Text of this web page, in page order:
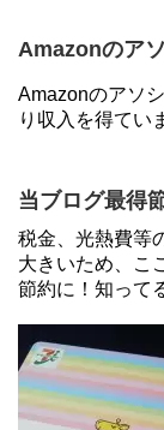
【
円
介
【
い
住
2%
【
Amazonのア
Amazonのアソ
り収入を得てい
当ブログ最得
税金、光熱費等
大きいため、こ
節約に！知って